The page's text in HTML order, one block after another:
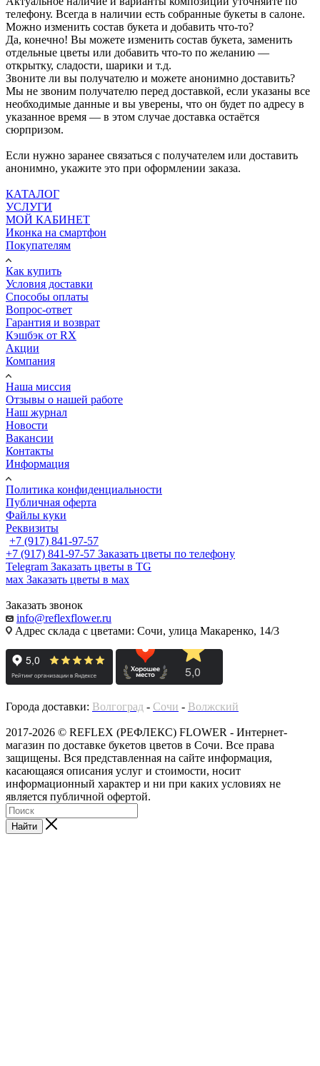
телефону. Всегда в наличии есть собранные букеты в салоне.
Можно изменить состав букета и добавить что-то?
Да, конечно! Вы можете изменить состав букета, заменить
отдельные цветы или добавить что-то по желанию —
открытку, сладости, шарики и т.д.
Звоните ли вы получателю и можете анонимно доставить?
Мы не звоним получателю перед доставкой, если указаны все
необходимые данные и вы уверены, что он будет по адресу в
указанное время — в этом случае доставка остаётся
сюрпризом.
Если нужно заранее связаться с получателем или доставить
анонимно, укажите это при оформлении заказа.
КАТАЛОГ
УСЛУГИ
МОЙ КАБИНЕТ
Иконка на смартфон
Покупателям
Как купить
Условия доставки
Способы оплаты
Вопрос-ответ
Гарантия и возврат
Кэшбэк от RX
Акции
Компания
Наша миссия
Отзывы о нашей работе
Наш журнал
Новости
Вакансии
Контакты
Информация
Политика конфиденциальности
Публичная оферта
Файлы куки
Реквизиты
+7 (917) 841-97-57
+7 (917) 841-97-57 Заказать цветы по телефону
Telegram Заказать цветы в TG
мах Заказать цветы в мах
Заказать звонок
info@reflexflower.ru
Адрес склада с цветами: Сочи, улица Макаренко, 14/3
Города доставки: Волгоград - Сочи - Волжский
2017-2026 © REFLEX (РЕФЛЕКС) FLOWER - Интернет-
магазин по доставке букетов цветов в Сочи. Все права
защищены. Вся представленная на сайте информация,
касающаяся описания услуг и стоимости, носит
информационный характер и ни при каких условиях не
является публичной офертой.
Найти